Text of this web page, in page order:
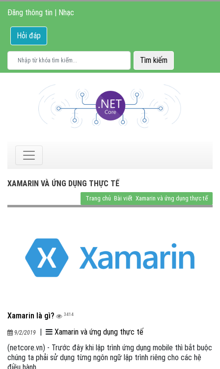
Đăng thông tin | Nhạc
Hỏi đáp
XAMARIN VÀ ỨNG DỤNG THỰC TẾ
Trang chủ Bài viết Xamarin và ứng dụng thực tế
Xamarin là gì? 3414
9/2/2019
Xamarin và ứng dụng thực tế
(netcore.vn) - Trước đây khi lập trình ứng dụng mobile thì bắt buộc
chúng ta phải sử dụng từng ngôn ngữ lập trình riêng cho các hệ